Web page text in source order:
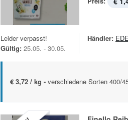
Leider verpasst!
Gültig: 25.05. - 30.05.
Händler:
€ 3,72 / kg - verschiedene Sorten 400/